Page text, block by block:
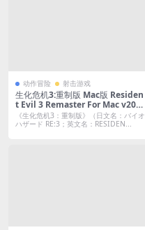
动作冒险 射击游戏
生化危机3:重制版 Mac版 Residen
t Evil 3 Remaster For Mac v2023
0427｜中文移植版｜全DLC
《生化危机3：重制版》（日文名：バイオ
ハザード RE:3；英文名：RESIDEN...